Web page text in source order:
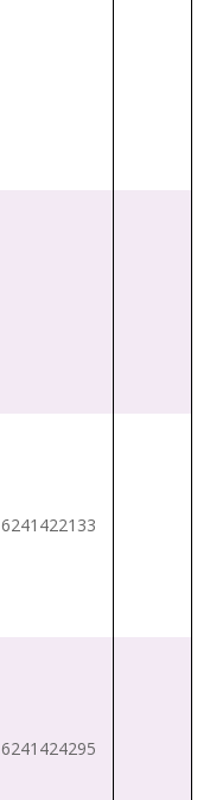
6241422133
6241424295